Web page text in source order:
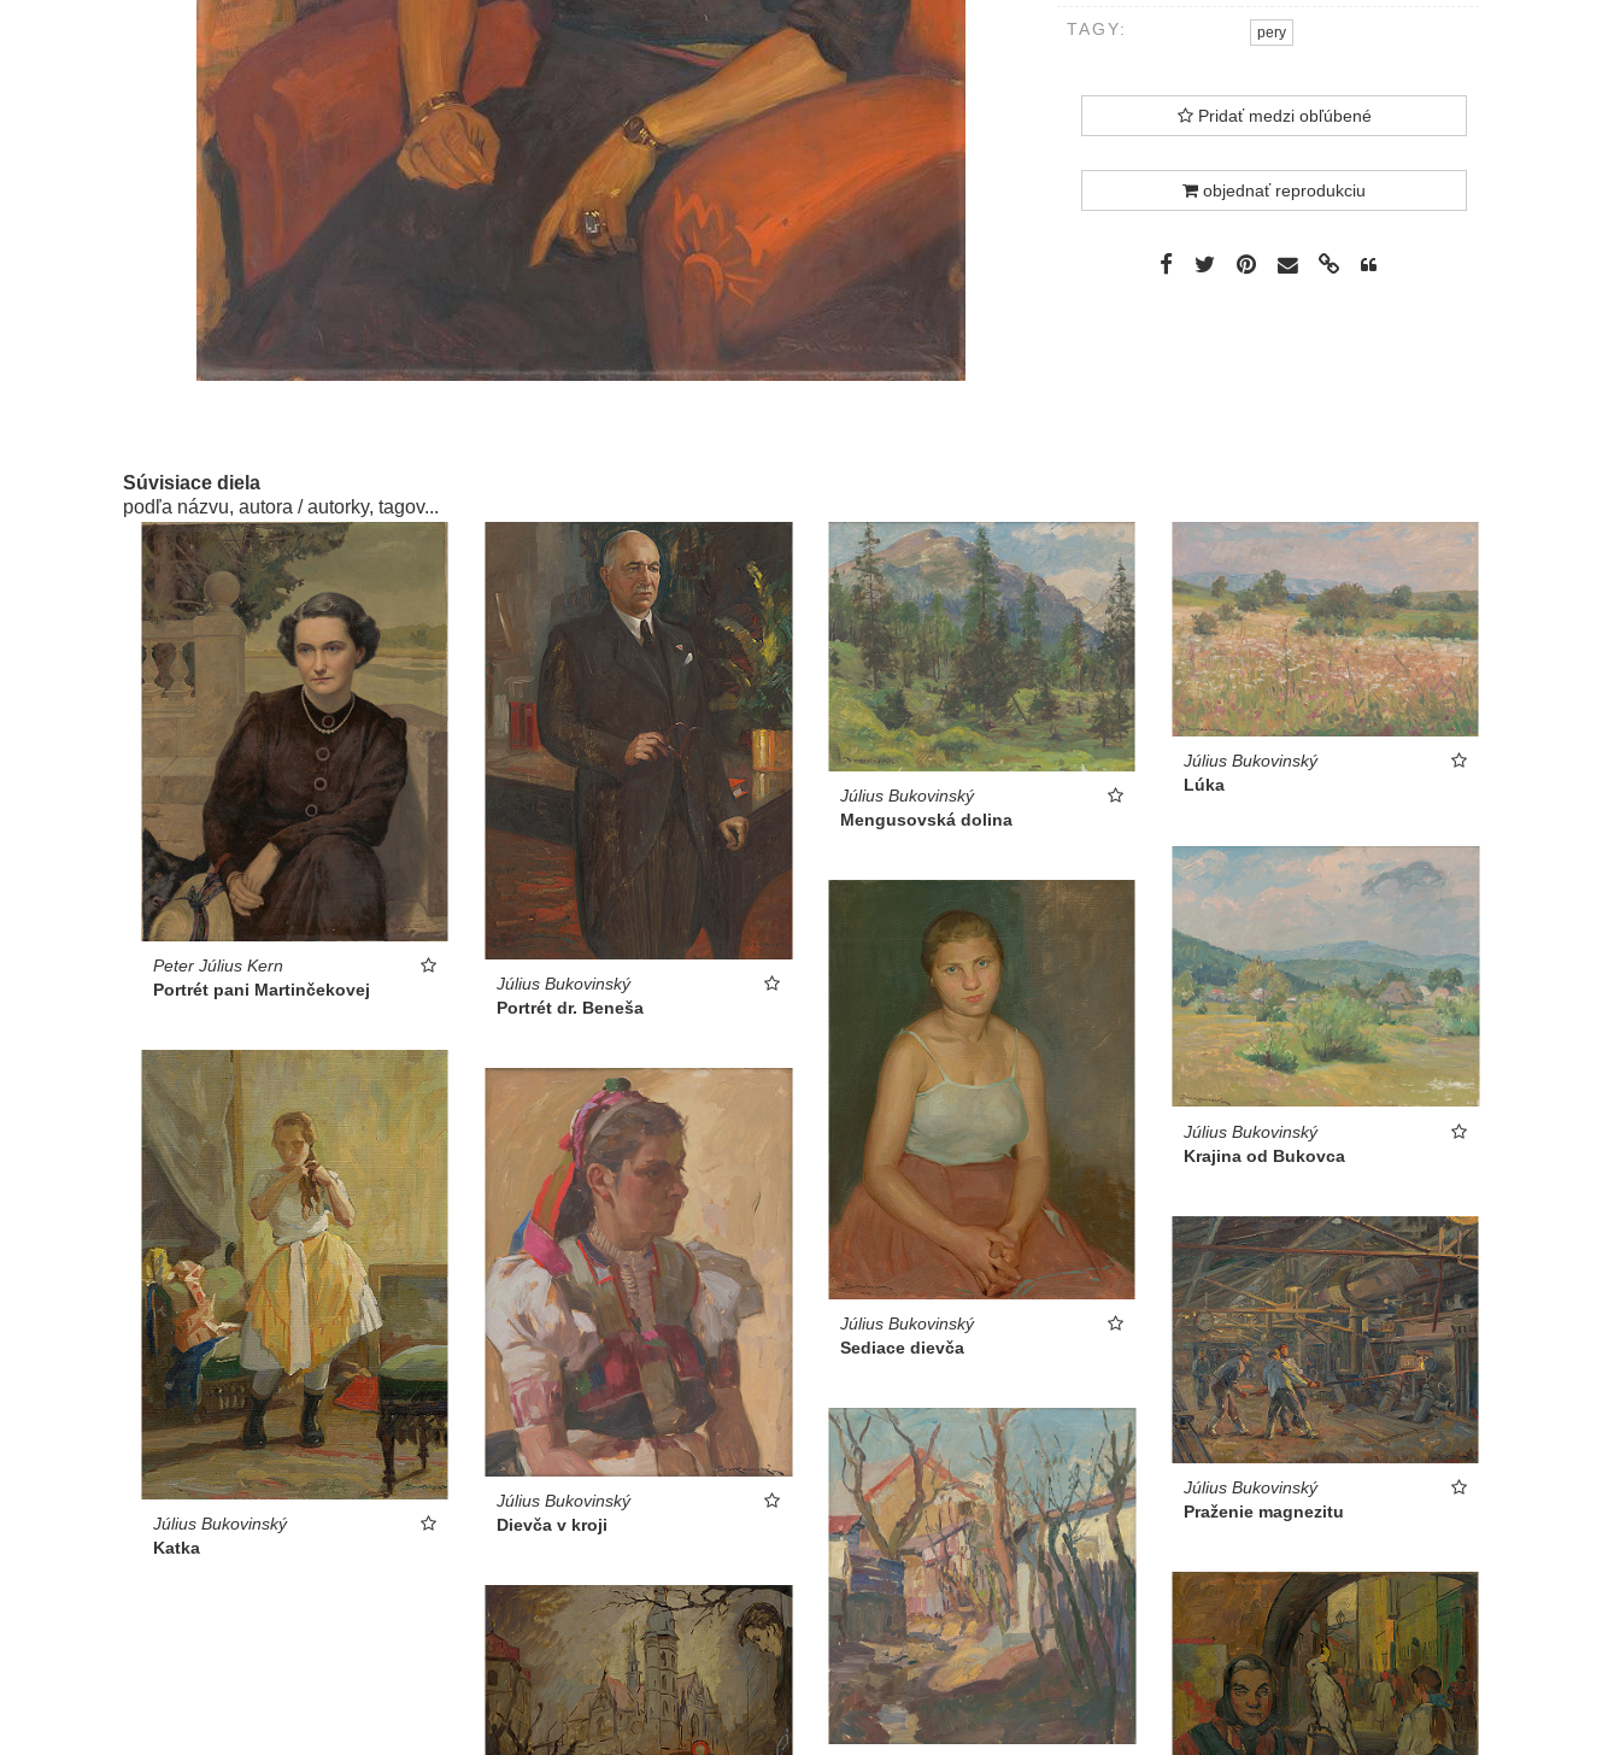
TAGY: pery
Pridať medzi obľúbené
objednať reprodukciu
Súvisiace diela
podľa názvu, autora / autorky, tagov...
Peter Július Kern
Portrét pani Martinčekovej
Július Bukovinský
Portrét dr. Beneša
Július Bukovinský
Mengusovská dolina
Július Bukovinský
Lúka
Július Bukovinský
Krajina od Bukovca
Július Bukovinský
Sediace dievča
Július Bukovinský
Katka
Július Bukovinský
Dievča v kroji
Július Bukovinský
Praženie magnezitu